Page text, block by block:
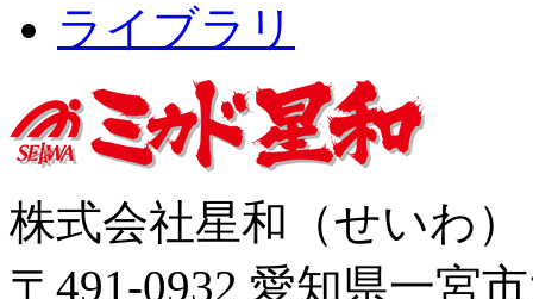
ライブラリ
株式会社星和（せいわ
〒491-0932 愛知県一宮